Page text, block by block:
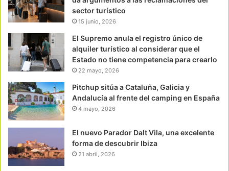
sector turístico
15 junio, 2026
El Supremo anula el registro único de
alquiler turístico al considerar que el
Estado no tiene competencia para crearlo
22 mayo, 2026
Pitchup sitúa a Cataluña, Galicia y
Andalucía al frente del camping en España
4 mayo, 2026
El nuevo Parador Dalt Vila, una excelente
forma de descubrir Ibiza
21 abril, 2026